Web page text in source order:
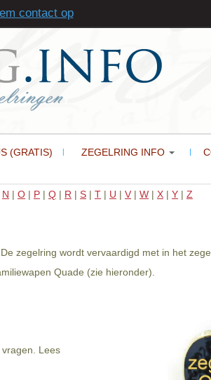
(GRATIS) ZEGELRING INFO
N | O | P | Q | R | S | T | U | V | W | X | Y | Z
zegelring wordt vervaardigd met in het
Quade (zie hieronder).
Lees
contact op